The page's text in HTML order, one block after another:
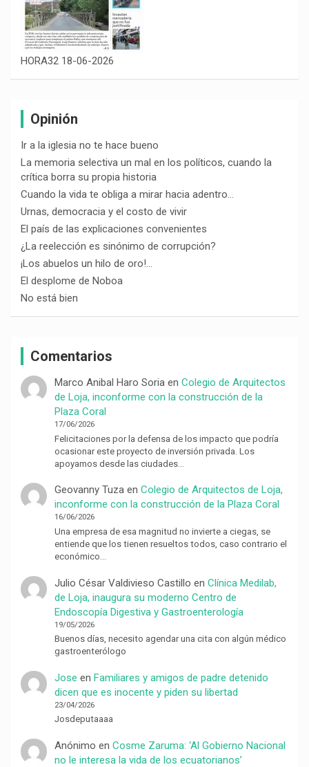
HORA32 18-06-2026
Opinión
Ir a la iglesia no te hace bueno
La memoria selectiva un mal en los políticos, cuando la
crítica borra su propia historia
Cuando la vida te obliga a mirar hacia adentro…
Urnas, democracia y el costo de vivir
El país de las explicaciones convenientes
¿La reelección es sinónimo de corrupción?
¡Los abuelos un hilo de oro!…
El desplome de Noboa
No está bien
Comentarios
Marco Anibal Haro Soriaen Colegio de Arquitectos
de Loja, inconforme con la construcción de la
Plaza Coral
17/06/2026
Felicitaciones por la defensa de los impacto que podría
ocasionar este proyecto de inversión privada. Los
apoyamos desde las ciudades…
Geovanny Tuzaen Colegio de Arquitectos de Loja,
inconforme con la construcción de la Plaza Coral
16/06/2026
Una empresa de esa magnitud no invierte a ciegas, se
entiende que los tienen resueltos todos, caso contrario el
económico…
Julio César Valdivieso Castillo en Clínica Medilab,
de Loja, inaugura su moderno Centro de
Endoscopía Digestiva y Gastroenterología
19/05/2026
Buenos días, necesito agendar una cita con algún médico
gastroenterólogo
Jose en Familiares y amigos de padre detenido
dicen que es inocente y piden su libertad
23/04/2026
Josdeputaaaa
Anónimo en Cosme Zaruma: ‘Al Gobierno Nacional
no le interesa la vida de los ecuatorianos’